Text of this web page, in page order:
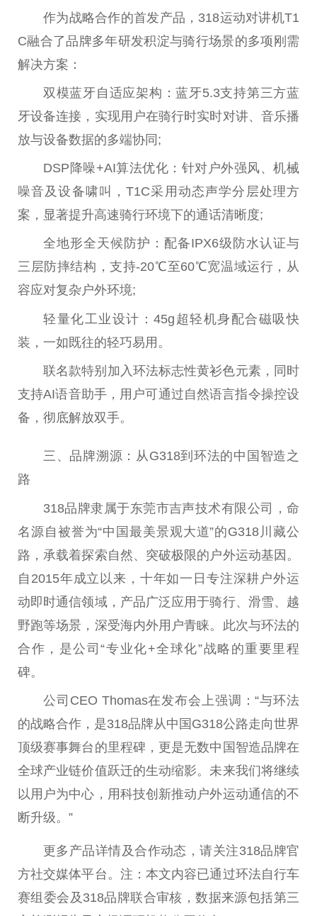
作为战略合作的首发产品，318运动对讲机T1
C融合了品牌多年研发积淀与骑行场景的多项刚需
解决方案：
双模蓝牙自适应架构：蓝牙5.3支持第三方蓝
牙设备连接，实现用户在骑行时实时对讲、音乐播
放与设备数据的多端协同;
DSP降噪+AI算法优化：针对户外强风、机械
噪音及设备啸叫，T1C采用动态声学分层处理方
案，显著提升高速骑行环境下的通话清晰度;
全地形全天候防护：配备IPX6级防水认证与
三层防摔结构，支持-20℃至60℃宽温域运行，从
容应对复杂户外环境;
轻量化工业设计：45g超轻机身配合磁吸快
装，一如既往的轻巧易用。
联名款特别加入环法标志性黄衫色元素，同时
支持AI语音助手，用户可通过自然语言指令操控设
备，彻底解放双手。
三、品牌溯源：从G318到环法的中国智造之
路
318品牌隶属于东莞市吉声技术有限公司，命
名源自被誉为“中国最美景观大道”的G318川藏公
路，承载着探索自然、突破极限的户外运动基因。
自2015年成立以来，十年如一日专注深耕户外运
动即时通信领域，产品广泛应用于骑行、滑雪、越
野跑等场景，深受海内外用户青睐。此次与环法的
合作，是公司“专业化+全球化”战略的重要里程
碑。
公司CEO Thomas在发布会上强调：“与环法
的战略合作，是318品牌从中国G318公路走向世界
顶级赛事舞台的里程碑，更是无数中国智造品牌在
全球产业链价值跃迁的生动缩影。未来我们将继续
以用户为中心，用科技创新推动户外运动通信的不
断升级。”
更多产品详情及合作动态，请关注318品牌官
方社交媒体平台。注：本文内容已通过环法自行车
赛组委会及318品牌联合审核，数据来源包括第三